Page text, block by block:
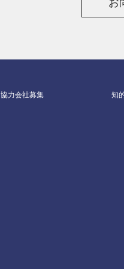
お
協力会社募集 知